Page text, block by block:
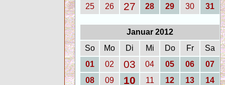
25
26 27 28 29 30 31
Januar 2012
So
Mo Di Mi Do Fr
Sa
01
02 03 04 05 06
07
08
09 10 11 12 13
14